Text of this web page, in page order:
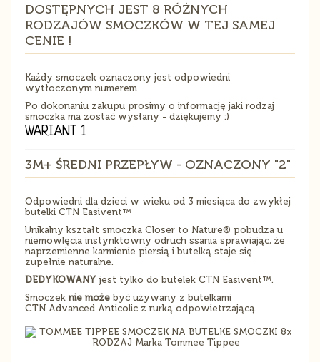
DOSTĘPNYCH JEST 8 RÓŻNYCH
RODZAJÓW SMOCZKÓW W TEJ SAMEJ
CENIE !
Każdy smoczek oznaczony jest odpowiedni
wytłoczonym numerem
Po dokonaniu zakupu prosimy o informację jaki rodzaj
smoczka ma zostać wysłany - dziękujemy :)
WARIANT 1
3M+ ŚREDNI PRZEPŁYW - OZNACZONY "2"
Odpowiedni dla dzieci w wieku od 3 miesiąca do zwykłej
butelki CTN Easivent™
Unikalny kształt smoczka Closer to Nature® pobudza u
niemowlęcia instynktowny odruch ssania sprawiając, że
naprzemienne karmienie piersią i butelką staje się
zupełnie naturalne.
DEDYKOWANY jest tylko do butelek CTN Easivent™.
Smoczek nie może być używany z butelkami
CTN Advanced Anticolic z rurką odpowietrzającą.